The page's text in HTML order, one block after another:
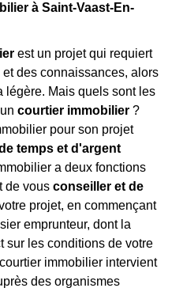
à Saint-Vaast-En-
est un projet qui requiert
des connaissances, alors
légère. Mais quels sont les
courtier immobilier ?
pour son projet
temps et d'argent
a deux fonctions
de vous conseiller et de
projet, en commençant
emprunteur, dont la
sur les conditions de votre
immobilier intervient
des organismes